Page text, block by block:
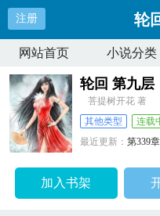
注册 轮
网站首页 小说分类
轮回 第九层
菩提树开花 著
其他类型
连载
最近更新：第339
加入书架